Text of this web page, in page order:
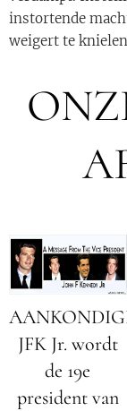
instortende
weigert te
JFK Jr. wordt
de 19e
president van